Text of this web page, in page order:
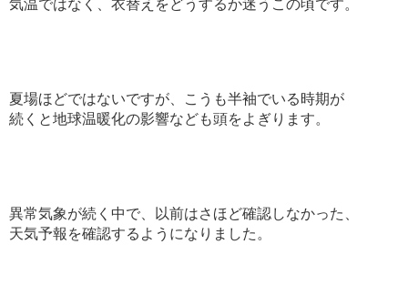
気温ではなく、衣替えをどうするか迷うこの頃です。
夏場ほどではないですが、こうも半袖でいる時期が
続くと地球温暖化の影響なども頭をよぎります。
異常気象が続く中で、以前はさほど確認しなかった、
天気予報を確認するようになりました。